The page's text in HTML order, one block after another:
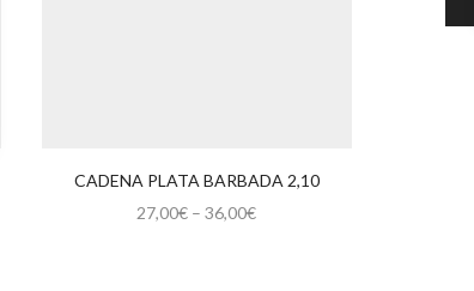
CADENA PLATA BARBADA 2,10
27,00€ –36,00€